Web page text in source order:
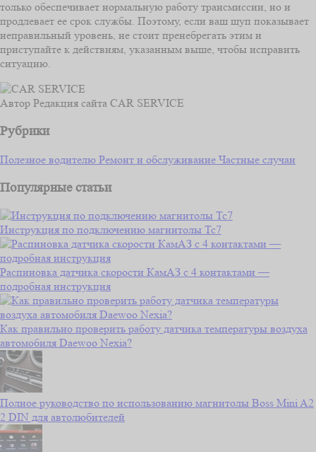
только обеспечивает нормальную работу трансмиссии, но и
продлевает ее срок службы. Поэтому, если ваш щуп показывает
неправильный уровень, не стоит пренебрегать этим и
приступайте к действиям, указанным выше, чтобы исправить
ситуацию.
Автор Редакция сайта CAR SERVICE
Рубрики
Полезное водителю Ремонт и обслуживание Частные случаи
Популярные статьи
Инструкция по подключению магнитолы Тс7
Распиновка датчика скорости КамАЗ с 4 контактами —
подробная инструкция
Как правильно проверить работу датчика температуры воздуха
автомобиля Daewoo Nexia?
Полное руководство по использованию магнитолы Boss Mini A2
2 DIN для автолюбителей